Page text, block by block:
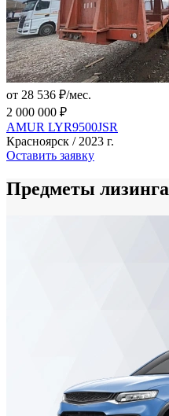
от 28 536 ₽/мес.
2 000 000 ₽
AMUR LYR9500JSR
Красноярск / 2023 г.
Оставить заявку
Предметы лизинга